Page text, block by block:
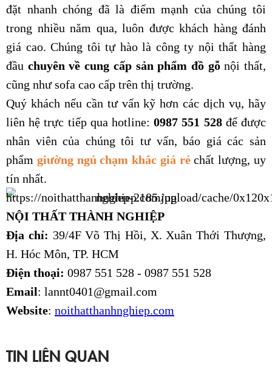
đặt nhanh chóng đã là điểm mạnh của chúng tôi
trong nhiều năm qua, luôn được khách hàng đánh
giá cao. Chúng tôi tự hào là công ty nội thất hàng
đầu chuyên về cung cấp sản phẩm đồ gỗnội thất,
cũng như sofa cao cấp trên thị trường.
Quý khách nếu cần tư vấn kỹ hơn các dịch vụ, hãy
liên hệ trực tiếp qua hotline:0987 551 528để được
nhân viên của chúng tôi tư vấn, báo giá các sản
phẩm giường ngủ chạm khắc giá rẻ chất lượng, uy
tín nhất.
NỘI THẤT THÀNH NGHIỆP
Địa chỉ: 39/4F Võ Thị Hồi, X. Xuân Thới Thượng,
H. Hóc Môn, TP. HCM
Điện thoại: 0987 551 528 - 0987 551 528
Email: lannt0401@gmail.com
Website: noithatthanhnghiep.com
TIN LIÊN QUAN